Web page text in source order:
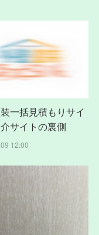
一括見積もりサイ
介サイトの裏側
12:00